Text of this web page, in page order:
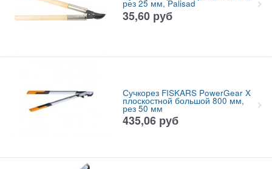
рез 25 мм, Palisad
35,60 руб
Сучкорез FISKARS PowerGear X
плоскостной большой 800 мм,
рез 50 мм
435,06 руб